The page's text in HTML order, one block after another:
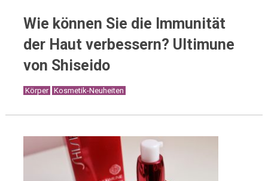
Wie können Sie die Immunität
der Haut verbessern? Ultimune
von Shiseido
Körper Kosmetik-Neuheiten